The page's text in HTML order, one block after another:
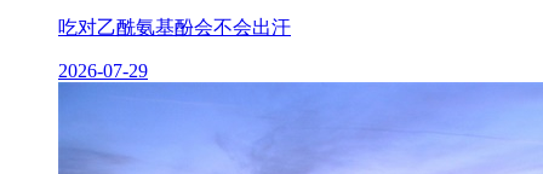
吃对乙酰氨基酚会不会出汗
2026-07-29